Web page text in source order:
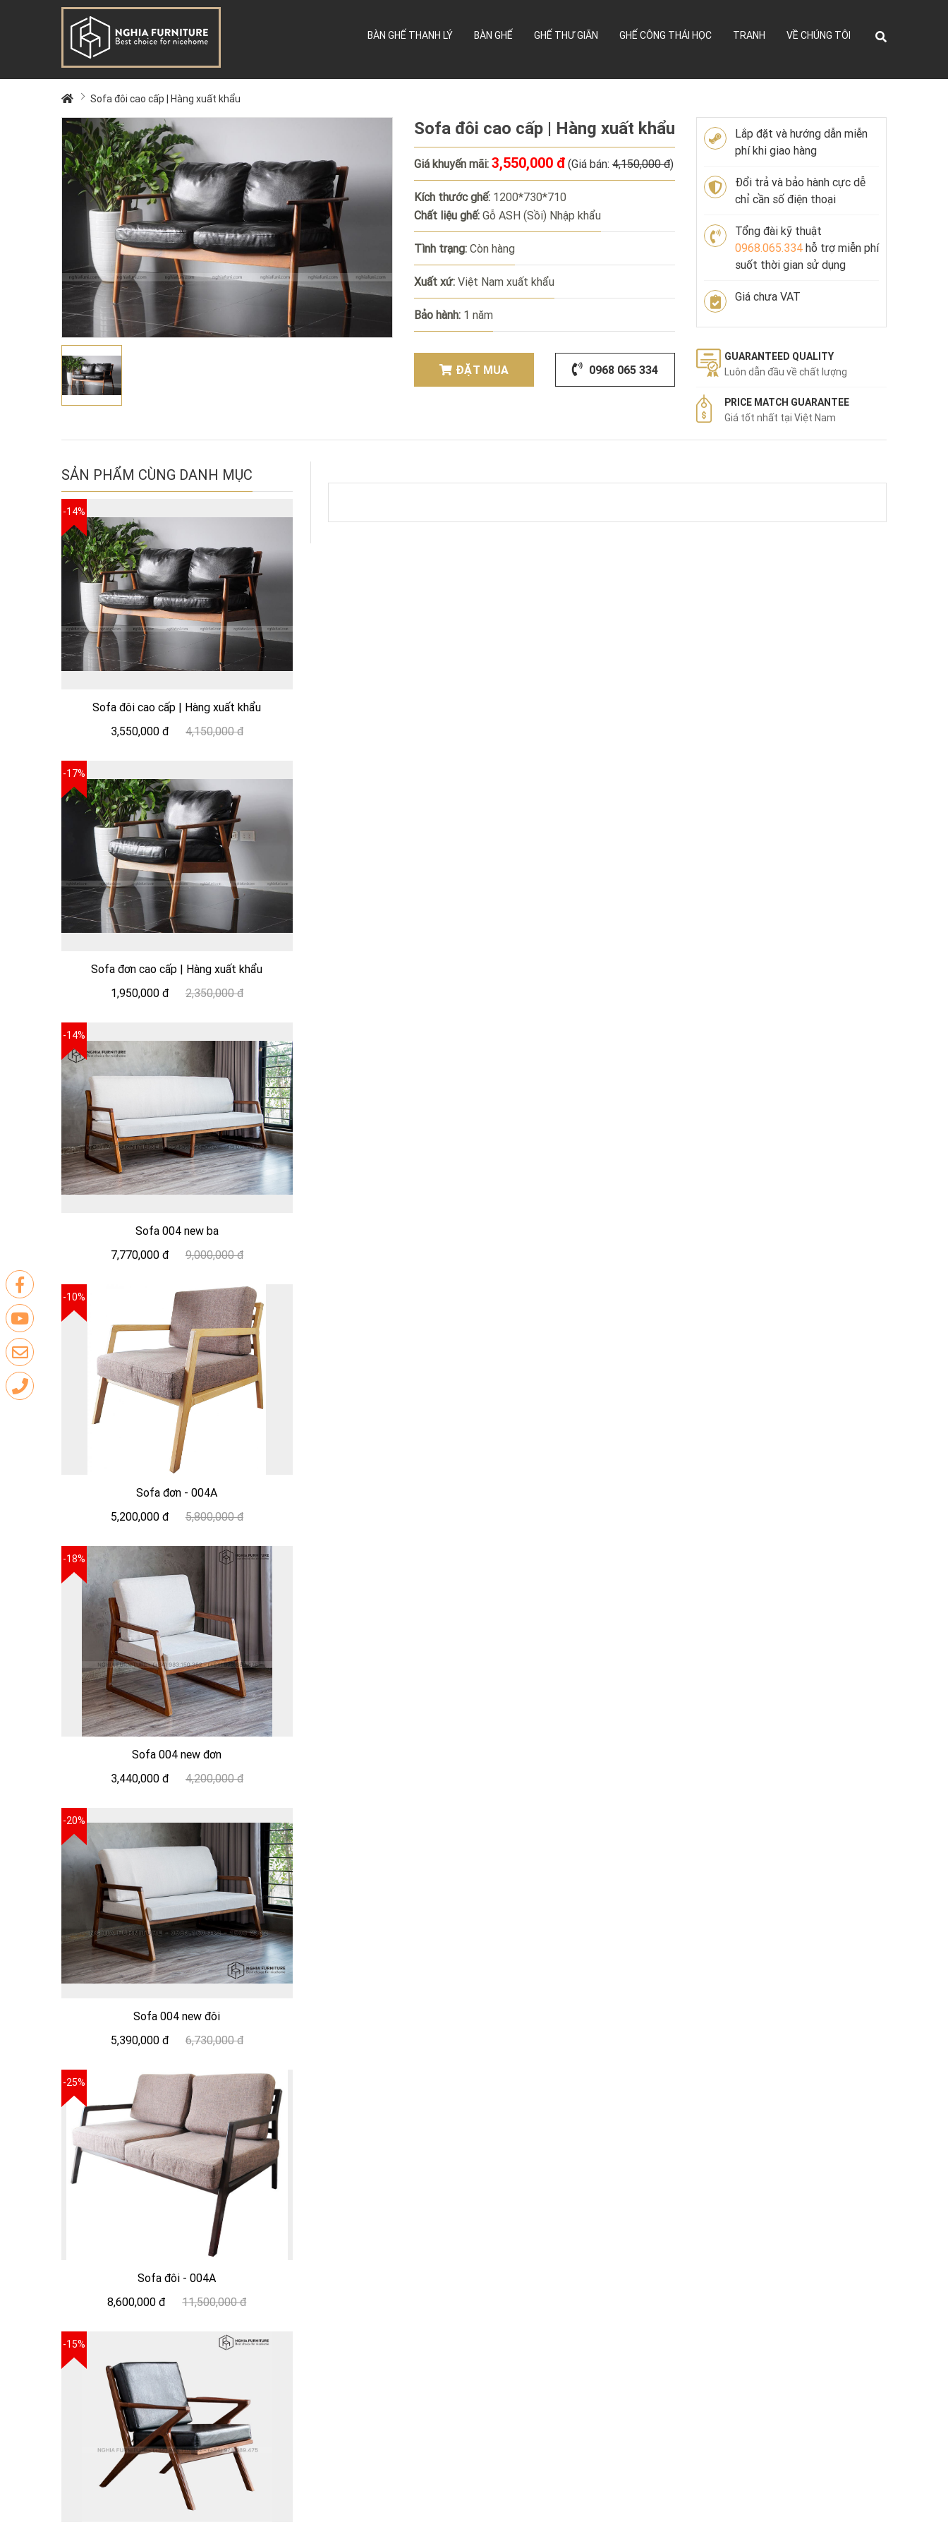
BÀN GHẾ THANH LÝ BÀN GHẾ GHẾ THƯ GIÃN GHẾ CÔNG THÁI HỌC TRANH VỀ CHÚNG TÔI
Sofa đôi cao cấp | Hàng xuất khẩu
Sofa đôi cao cấp | Hàng xuất khẩu
Giá khuyến mãi: 3,550,000 đ (Giá bán: 4,150,000 đ)
Kích thước ghế: 1200*730*710
Chất liệu ghế: Gỗ ASH (Sồi) Nhập khẩu
Tình trạng: Còn hàng
Xuất xứ: Việt Nam xuất khẩu
Bảo hành: 1 năm
ĐẶT MUA 0968 065 334
Lắp đặt và hướng dẫn miễn
phí khi giao hàng
Đổi trả và bảo hành cực dễ
chỉ cần số điện thoại
Tổng đài kỹ thuật
0968.065.334 hỗ trợ miễn phí
suốt thời gian sử dụng
Giá chưa VAT
GUARANTEED QUALITY
Luôn dẫn đầu về chất lượng
PRICE MATCH GUARANTEE
Giá tốt nhất tại Việt Nam
SẢN PHẨM CÙNG DANH MỤC
-14%
Sofa đôi cao cấp | Hàng xuất khẩu
3,550,000 đ
4,150,000 đ
-17%
Sofa đơn cao cấp | Hàng xuất khẩu
1,950,000 đ
2,350,000 đ
-14%
Sofa 004 new ba
7,770,000 đ
9,000,000 đ
-10%
Sofa đơn - 004A
5,200,000 đ
5,800,000 đ
-18%
Sofa 004 new đơn
3,440,000 đ
4,200,000 đ
-20%
Sofa 004 new đôi
5,390,000 đ
6,730,000 đ
-25%
Sofa đôi - 004A
8,600,000 đ
11,500,000 đ
-15%